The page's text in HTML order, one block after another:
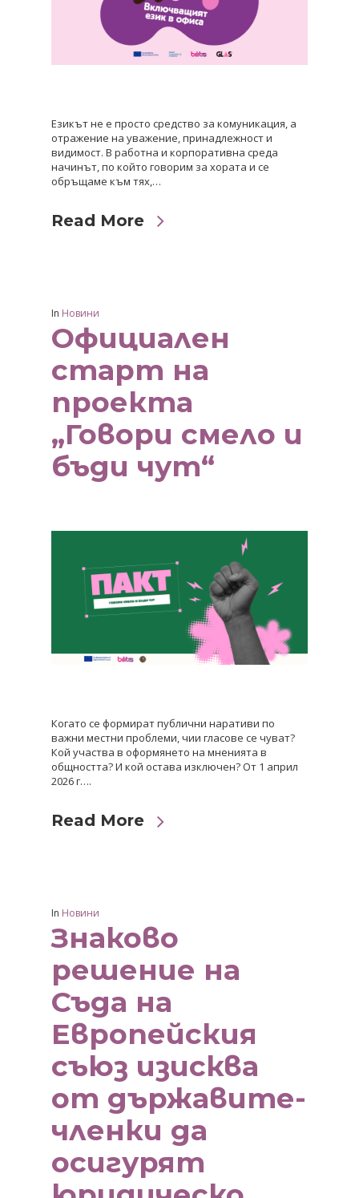
Езикът не е просто средство за комуникация, а
отражение на уважение, принадлежност и
видимост. В работна и корпоративна среда
начинът, по който говорим за хората и се
обръщаме към тях,…
Read More
In Новини
Официален
старт на
проекта
„Говори смело и
бъди чут“
Когато се формират публични наративи по
важни местни проблеми, чии гласове се чуват?
Кой участва в оформянето на мненията в
общността? И кой остава изключен? От 1 април
2026 г….
Read More
In Новини
Знаково
решение на
Съда на
Европейския
съюз изисква
от държавите-
членки да
осигурят